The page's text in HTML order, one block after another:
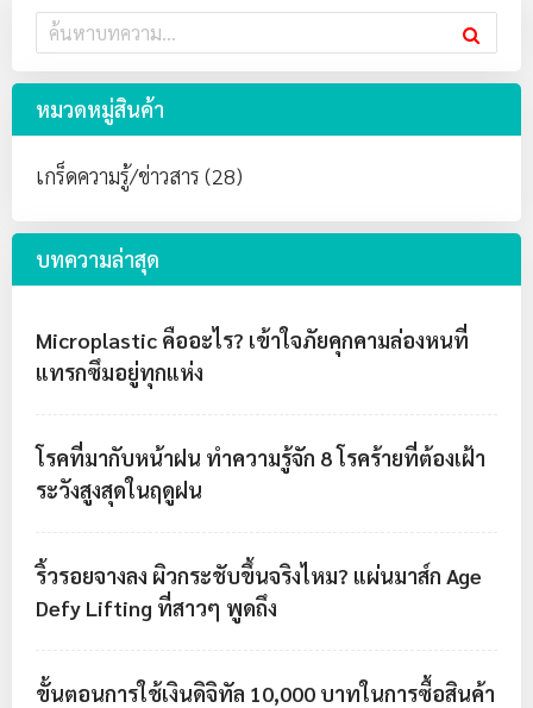
หมวดหมู่สินค้า
เกร็ดความรู้/ข่าวสาร (28)
บทความล่าสุด
Microplastic คืออะไร? เข้าใจภัยคุกคามล่องหนที่
แทรกซึมอยู่ทุกแห่ง
โรคที่มากับหน้าฝน ทำความรู้จัก 8 โรคร้ายที่ต้องเฝ้า
ระวังสูงสุดในฤดูฝน
ริ้วรอยจางลง ผิวกระชับขึ้นจริงไหม? แผ่นมาส์ก Age
Defy Lifting ที่สาวๆ พูดถึง
ขั้นตอนการใช้เงินดิจิทัล 10,000 บาทในการซื้อสินค้า